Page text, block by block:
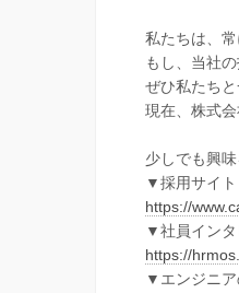
私たちは、
もし、当社
ぜひ私たち
現在、株式
少しでも興
▼採用サイト
https://
▼社員インタ
https://
▼エンジニア